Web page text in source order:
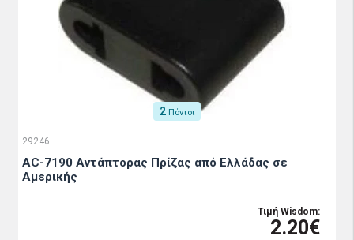
2 Πόντοι
29246
AC-7190 Αντάπτορας Πρίζας από Ελλάδας σε
Αμερικής
Τιμή Wisdom:
2.20€